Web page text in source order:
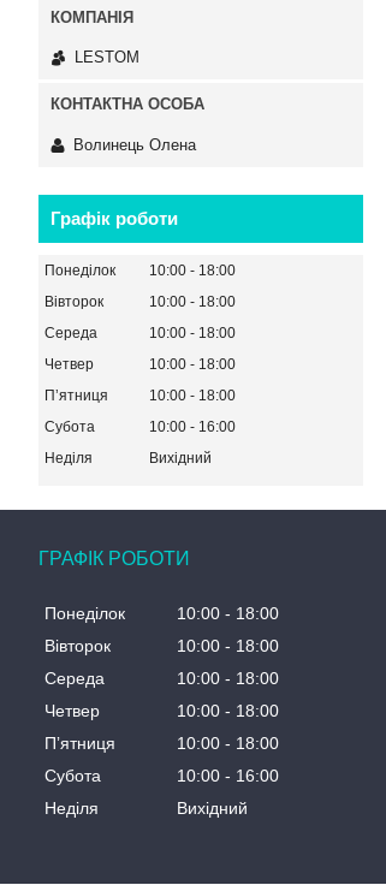
LESTOM
Волинець Олена
Графік роботи
Понеділок 10:00
18:00
Вівторок
10:00
18:00
Середа
10:00
18:00
Четвер
10:00
18:00
Пʼятниця
10:00
18:00
Субота
10:00
16:00
Неділя
Вихідний
ГРАФІК РОБОТИ
Понеділок 10:00
18:00
Вівторок
10:00
18:00
Середа
10:00
18:00
Четвер
10:00
18:00
Пʼятниця
10:00
18:00
Субота
10:00
16:00
Неділя
Вихідний